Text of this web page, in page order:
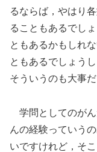
るならば，やはり
ることもあるでし
ともあるかもしれ
ともあるでしょう
そういうのも大事だ
学問としてのがん
んの経験っていう
いですけれど，そ